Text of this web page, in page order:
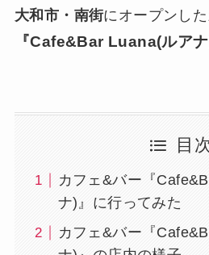
大和市・南街にオープンした
『Cafe&Bar Luana(ルアナ)
目
カフェ&バー『
ナ)』に行ってみた
カフェ&バー『